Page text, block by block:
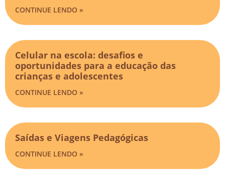
CONTINUE LENDO »
Celular na escola: desafios e
oportunidades para a educação das
crianças e adolescentes
CONTINUE LENDO »
Saídas e Viagens Pedagógicas​
CONTINUE LENDO »